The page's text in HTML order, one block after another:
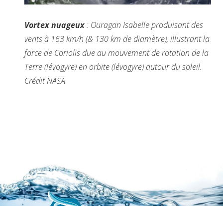
Vortex nuageux: Ouragan Isabelle produisant des
vents à 163 km/h (& 130 km de diamètre), illustrant la
force de Coriolis due au mouvement de rotation de la
Terre (lévogyre) en orbite (lévogyre) autour du soleil.
Crédit NASA